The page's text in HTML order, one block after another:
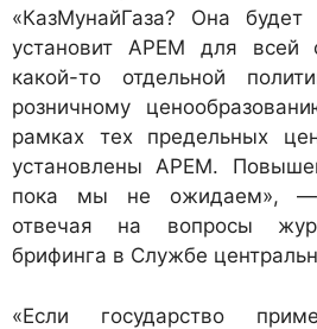
«КазМунайГаза? Она
установит АРЕМ для всей
какой-то отдельной
розничному
рамках тех предельных
установлены АРЕМ.
пока мы не ожидаем», —
отвечая на вопросы
брифинга в Службе
«Если государство